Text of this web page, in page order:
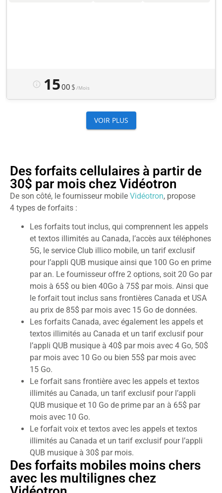
Des forfaits cellulaires à partir de
30$ par mois chez Vidéotron
De son côté, le fournisseur mobile Vidéotron, propose
4 types de forfaits :
Les forfaits tout inclus, qui comprennent les appels
et textos illimités au Canada, l’accès aux téléphones
5G, le service Club illico mobile, un tarif exclusif
pour l’appli QUB musique ainsi que 100 Go en prime
par an. Le fournisseur offre 2 options, soit 20 Go par
mois à 65$ ou bien 40Go à 75$ par mois. Ainsi que
le forfait tout inclus sans frontières Canada et USA
au prix de 85$ par mois avec 15 Go de données.
Les forfaits Canada, avec également les appels et
textos illimités au Canada et un tarif exclusif pour
l’appli QUB musique à 40$ par mois avec 4 Go, 50$
par mois avec 10 Go ou bien 55$ par mois avec
15 Go.
Le forfait sans frontière avec les appels et textos
illimités au Canada, un tarif exclusif pour l’appli
QUB musique et 10 Go de prime par an à 65$ par
mois avec 10 Go.
Le forfait voix et textos avec les appels et textos
illimités au Canada et un tarif exclusif pour l’appli
QUB musique à 30$ par mois.
Des forfaits mobiles moins chers
avec les multilignes chez